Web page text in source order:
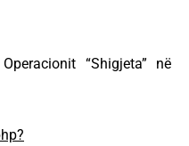
“Shigjeta” në